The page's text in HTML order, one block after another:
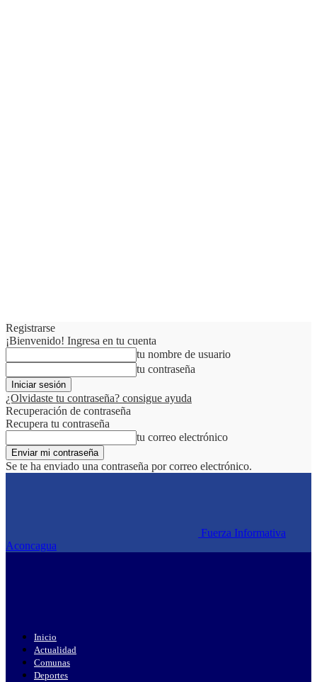
Registrarse
¡Bienvenido! Ingresa en tu cuenta
tu nombre de usuario
tu contraseña
¿Olvidaste tu contraseña? consigue ayuda
Recuperación de contraseña
Recupera tu contraseña
tu correo electrónico
Se te ha enviado una contraseña por correo electrónico.
Fuerza Informativa
Aconcagua
Inicio
Actualidad
Comunas
Deportes